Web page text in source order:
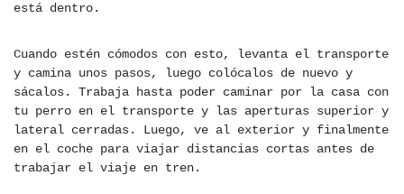
está dentro.
Cuando estén cómodos con esto, levanta el transporte
y camina unos pasos, luego colócalos de nuevo y
sácalos. Trabaja hasta poder caminar por la casa con
tu perro en el transporte y las aperturas superior y
lateral cerradas. Luego, ve al exterior y finalmente
en el coche para viajar distancias cortas antes de
trabajar el viaje en tren.